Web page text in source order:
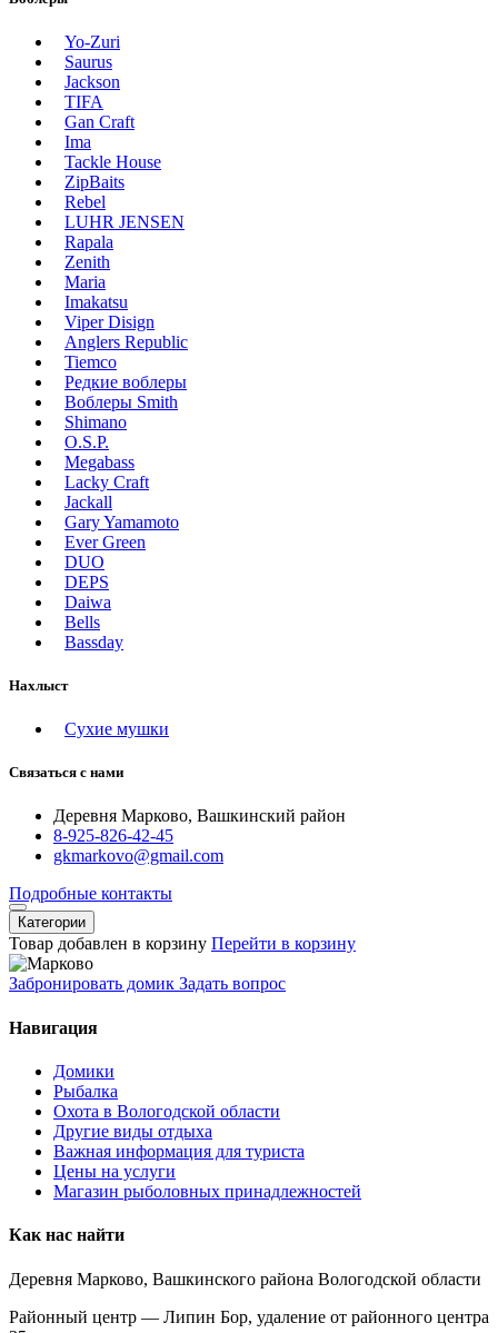
Yo-Zuri
Saurus
Jackson
TIFA
Gan Craft
Ima
Tackle House
ZipBaits
Rebel
LUHR JENSEN
Rapala
Zenith
Maria
Imakatsu
Viper Disign
Anglers Republic
Tiemco
Редкие воблеры
Воблеры Smith
Shimano
O.S.P.
Megabass
Lacky Craft
Jackall
Gary Yamamoto
Ever Green
DUO
DEPS
Daiwa
Bells
Bassday
Нахлыст
Сухие мушки
Связаться с нами
Деревня Марково, Вашкинский район
8-925-826-42-45
gkmarkovo@gmail.com
Подробные контакты
Категории
Товар добавлен в корзину Перейти в корзину
Забронировать домик Задать вопрос
Навигация
Домики
Рыбалка
Охота в Вологодской области
Другие виды отдыха
Важная информация для туриста
Цены на услуги
Магазин рыболовных принадлежностей
Как нас найти
Деревня Марково, Вашкинского района Вологодской области
Районный центр — Липин Бор, удаление от районного центра